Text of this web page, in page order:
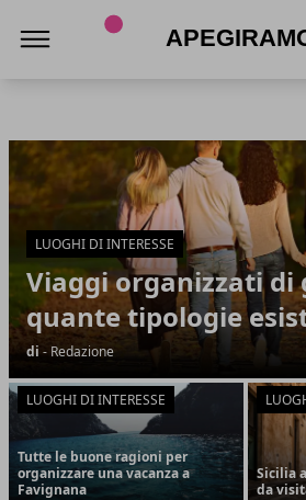
Articoli in Evidenza
LUOGHI DI INTERESSE
Viaggi organizzati di
quante tipologie
di - Redazione
LUOGHI DI INTERESSE
Tutte le buone ragioni per
organizzare una vacanza a
Favignana
Sicilia
da